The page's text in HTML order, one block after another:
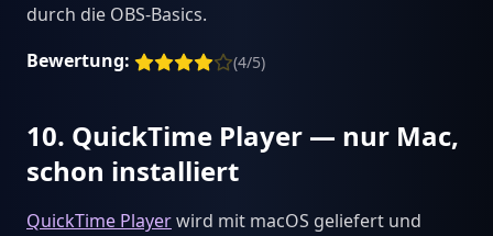
durch die OBS-Basics.
Bewertung:
(4/5)
10. QuickTime Player — nur Mac,
schon installiert
QuickTime Playerwird mit macOS geliefert und